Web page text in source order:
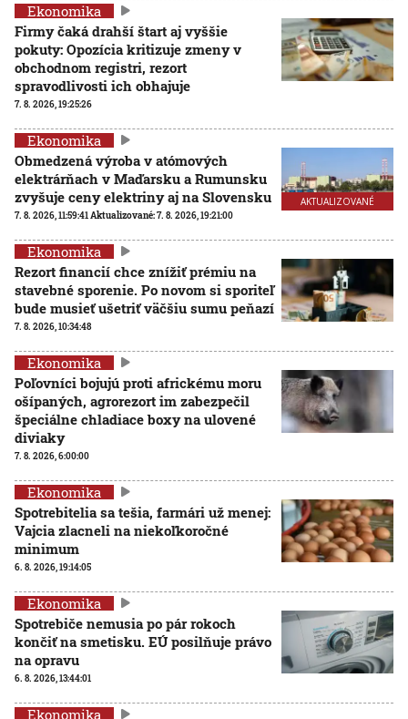
Ekonomika
Firmy čaká drahší štart aj vyššie
pokuty: Opozícia kritizuje zmeny v
obchodnom registri, rezort
spravodlivosti ich obhajuje
7. 8. 2026, 19:25:26
AKTUALIZOVANÉ
Ekonomika
Obmedzená výroba v atómových
elektrárňach v Maďarsku a Rumunsku
zvyšuje ceny elektriny aj na Slovensku
7. 8. 2026, 11:59:41Aktualizované:7. 8. 2026, 19:21:00
Ekonomika
Rezort financií chce znížiť prémiu na
stavebné sporenie. Po novom si sporiteľ
bude musieť ušetriť väčšiu sumu peňazí
7. 8. 2026, 10:34:48
Ekonomika
Poľovníci bojujú proti africkému moru
ošípaných, agrorezort im zabezpečil
špeciálne chladiace boxy na ulovené
diviaky
7. 8. 2026, 6:00:00
Ekonomika
Spotrebitelia sa tešia, farmári už menej:
Vajcia zlacneli na niekoľkoročné
minimum
6. 8. 2026, 19:14:05
Ekonomika
Spotrebiče nemusia po pár rokoch
končiť na smetisku. EÚ posilňuje právo
na opravu
6. 8. 2026, 13:44:01
Ekonomika